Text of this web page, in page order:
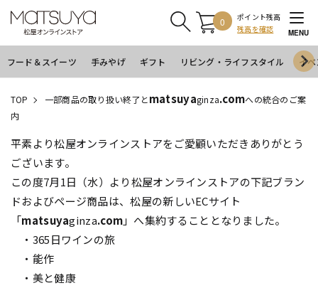
0
ポイント残高
残高を確認
MENU
フード＆スイーツ 手みやげ ギフト リビング・ライフスタイル イ
TOP 一部商品の取り扱い終了とmatsuyaginza.comへの統合のご案
内
平素より松屋オンラインストアをご愛顧いただきありがとう
ございます。
この度7月1日（水）より松屋オンラインストアの下記ブラン
ドおよびページ商品は、松屋の新しいECサイト
「matsuyaginza.com」へ集約することとなりました。
・365日ワインの旅
・能作
・美と健康